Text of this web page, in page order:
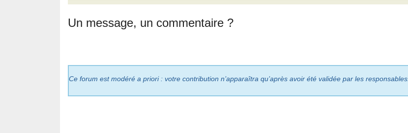
Un message, un commentaire ?
Ce forum est modéré a priori : votre contribution n’apparaîtra qu’après avoir été validée par les responsables.